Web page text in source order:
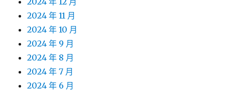
2024 年 11 月
2024 年 10 月
2024 年 9 月
2024 年 8 月
2024 年 7 月
2024 年 6 月